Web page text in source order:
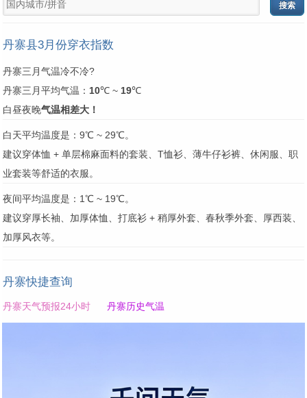
丹寨县3月份穿衣指数
丹寨三月气温冷不冷?
丹寨三月平均气温： 10℃ ~ 19℃
白昼夜晚气温相差大！
白天平均温度是：9℃ ~ 29℃。
建议穿体恤 + 单层棉麻面料的套装、T恤衫、薄牛仔衫裤、休闲服、职
业套装等舒适的衣服。
夜间平均温度是：1℃ ~ 19℃。
建议穿厚长袖、加厚体恤、打底衫 + 稍厚外套、春秋季外套、厚西装、
加厚风衣等。
丹寨快捷查询
丹寨天气预报24小时 丹寨历史气温